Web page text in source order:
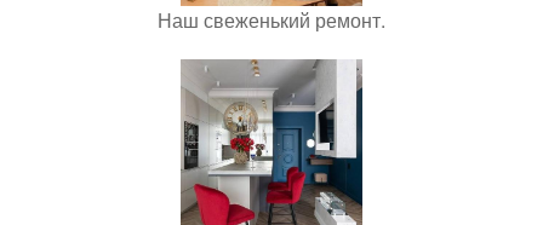
Наш свеженький ремонт.